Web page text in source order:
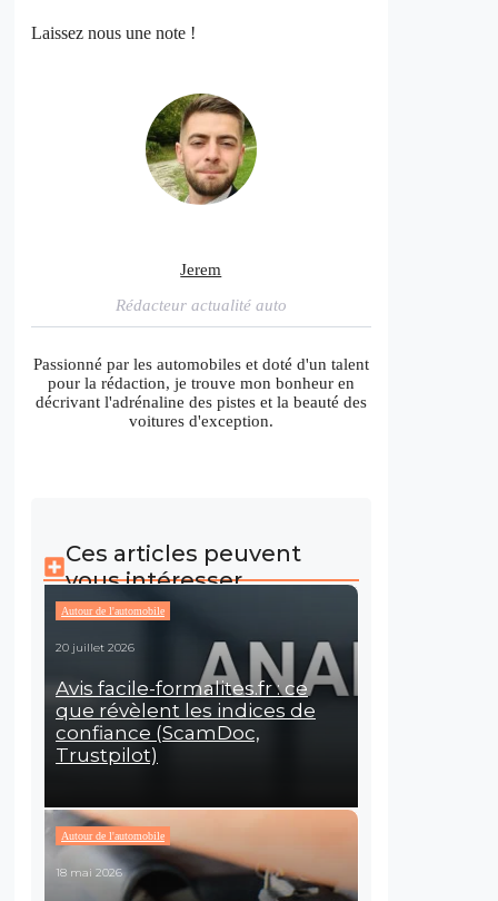
Laissez nous une note !
Jerem
Rédacteur actualité auto
Passionné par les automobiles et doté d'un talent
pour la rédaction, je trouve mon bonheur en
décrivant l'adrénaline des pistes et la beauté des
voitures d'exception.
Ces articles peuvent
vous intéresser
Autour de l'automobile
20 juillet 2026
Avis facile-formalites.fr : ce
que révèlent les indices de
confiance (ScamDoc,
Trustpilot)
Autour de l'automobile
18 mai 2026